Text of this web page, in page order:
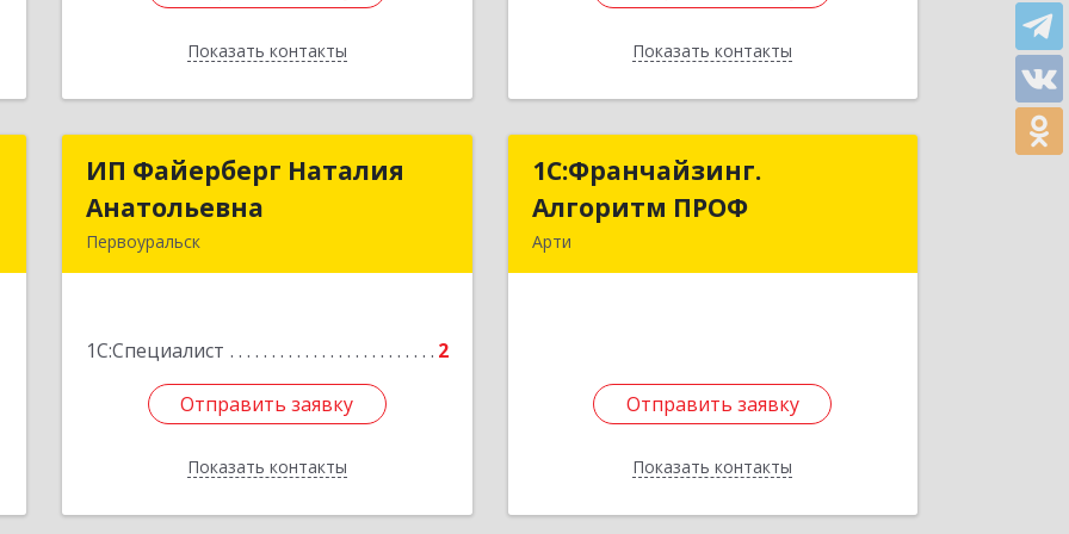
Показать контакты
Назад Показать контакты
Назад
ИП Файерберг Наталия
Анатольевна
Первоуральск
1С:Специалист 2
Отправить заявку
Показать контакты
ИП Файерберг Наталия
Подробнее
1С:Франчайзинг.
Алгоритм ПРОФ
Арти
Отправить заявку
Показать контакты
1С:Франчайзинг.
Алгоритм ПРОФ
Подробнее